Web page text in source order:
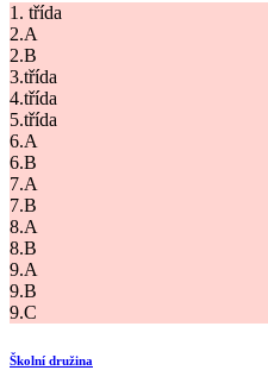
1. třída
2.A
2.B
3.třída
4.třída
5.třída
6.A
6.B
7.A
7.B
8.A
8.B
9.A
9.B
9.C
Školní družina